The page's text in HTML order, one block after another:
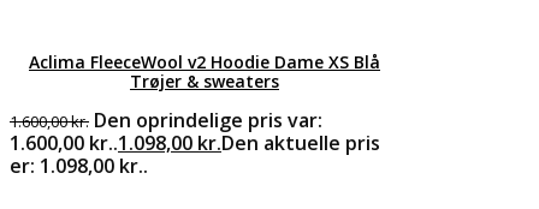
Aclima FleeceWool v2 Hoodie Dame XS Blå
Trøjer & sweaters
1.600,00kr. Den oprindelige pris var:
1.600,00 kr..1.098,00 kr.Den aktuelle pris
er: 1.098,00 kr..